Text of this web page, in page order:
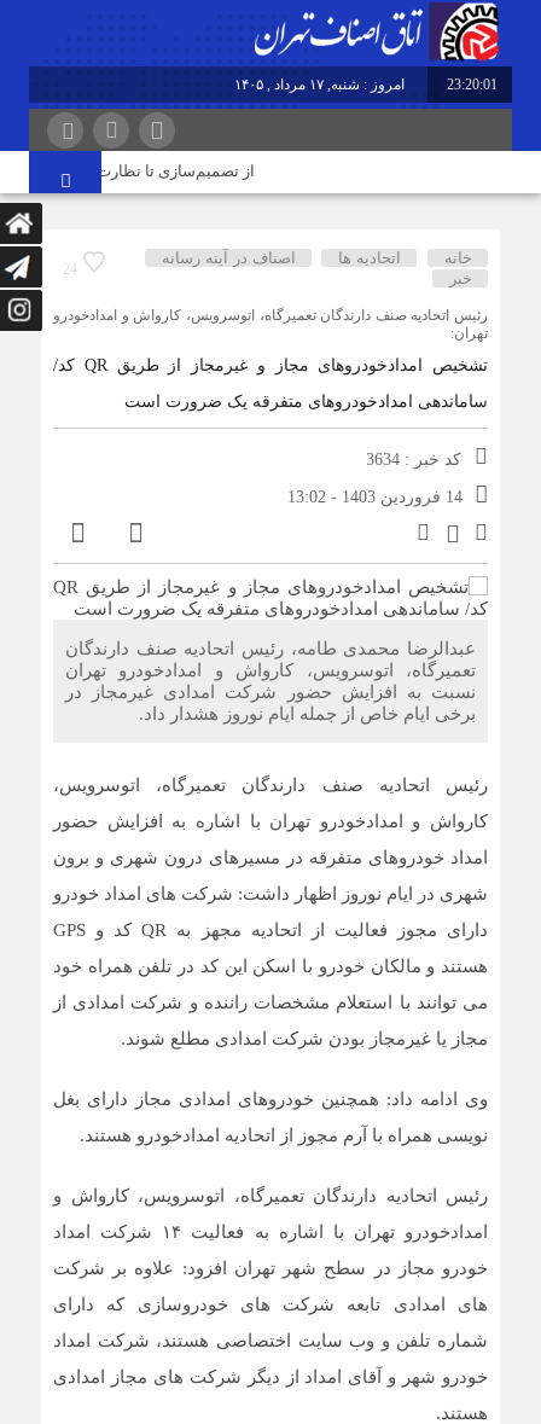
23:20:01 امروز : شنبه, ۱۷ مرداد , ۱۴۰۵
از تصمیم‌سازی تا نظارت؛ اصناف نقش
24
خانه اتحادیه ها
اصناف در آینه رسانه
خبر
رئيس اتحاديه صنف دارندگان تعميرگاه، اتوسرويس، كارواش و امدادخودرو
تهران:
تشخیص امدادخودروهای مجاز و غیرمجاز از طریق QR کد/
ساماندهی امدادخودروهای متفرقه یک ضرورت است
کد خبر : 3634
14 فروردین 1403 - 13:02
عبدالرضا محمدی طامه، رئيس اتحاديه صنف دارندگان
تعميرگاه، اتوسرويس، كارواش و امدادخودرو تهران
نسبت به افزایش حضور شرکت امدادی غیرمجاز در
برخی ایام خاص از جمله ایام نوروز هشدار داد.
رئيس اتحاديه صنف دارندگان تعميرگاه، اتوسرويس،
كارواش و امدادخودرو تهران با اشاره به افزایش حضور
امداد خودروهای متفرقه در مسیرهای درون شهری و برون
شهری در ایام نوروز اظهار داشت: شرکت های امداد خودرو
دارای مجوز فعالیت از اتحادیه مجهز به QR کد و GPS
هستند و مالکان خودرو با اسکن این کد در تلفن همراه خود
می توانند با استعلام مشخصات راننده ‌‌و شرکت امدادی از
مجاز یا غیرمجاز بودن شرکت امدادی مطلع شوند.
وی ادامه داد: همچنین خودروهای امدادی مجاز دارای بغل
نویسی همراه با آرم مجوز از اتحادیه امدادخودرو هستند.
رئيس اتحاديه دارندگان تعميرگاه، اتوسرويس، كارواش و
امدادخودرو تهران با اشاره به فعالیت ۱۴ شرکت امداد
خودرو مجاز در سطح شهر تهران افزود: علاوه بر شرکت
های امدادی تابعه شرکت های خودروسازی که دارای
شماره تلفن و وب سایت اختصاصی هستند، شرکت امداد
خودرو شهر و آقای امداد از دیگر شرکت های مجاز امدادی
هستند.